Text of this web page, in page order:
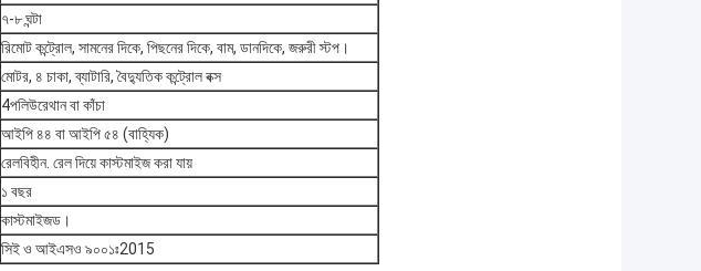
৭-৮ ঘন্টা
রিমোট কন্ট্রোল, সামনের দিকে, পিছনের দিকে, বাম, ডানদিকে, জরুরী স্টপ।
মোটর, ৪ চাকা, ব্যাটারি, বৈদ্যুতিক কন্ট্রোল বক্স
4পলিউরেথান বা কাঁচা
আইপি ৪৪ বা আইপি ৫৪ (বাহ্যিক)
রেলবিহীন. রেল দিয়ে কাস্টমাইজ করা যায়
১ বছর
কাস্টমাইজড।
সিই ও আইএসও ৯০০১ঃ2015